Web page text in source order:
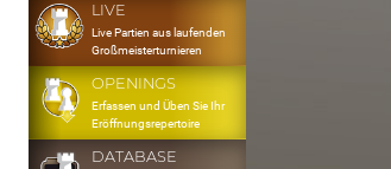
LIVE
Live Partien aus laufenden
Großmeisterturnieren
OPENINGS
Erfassen und Üben Sie Ihr
Eröffnungsrepertoire
DATABASE